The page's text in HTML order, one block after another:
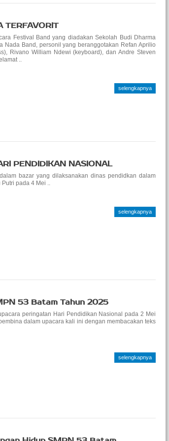
TERFAVORIT
Festival Band yang diadakan Sekolah Budi Dharma
Nada Band, personil yang beranggotakan Refan Aprilio
Rivano William Ndewi (keyboard), dan Andre Steven
..
selengkapnya
PENDIDIKAN NASIONAL
bazar yang dilaksanakan dinas pendidkan dalam
pada 4 Mei ..
selengkapnya
53 Batam Tahun 2025
peringatan Hari Pendidikan Nasional pada 2 Mei
dalam upacara kali ini dengan membacakan teks
selengkapnya